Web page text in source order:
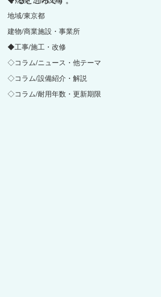
地域/東京都
建物/商業施設・事業所
◆工事/施工・改修
◇コラム/ニュース・他テーマ
◇コラム/設備紹介・解説
◇コラム/耐用年数・更新期限